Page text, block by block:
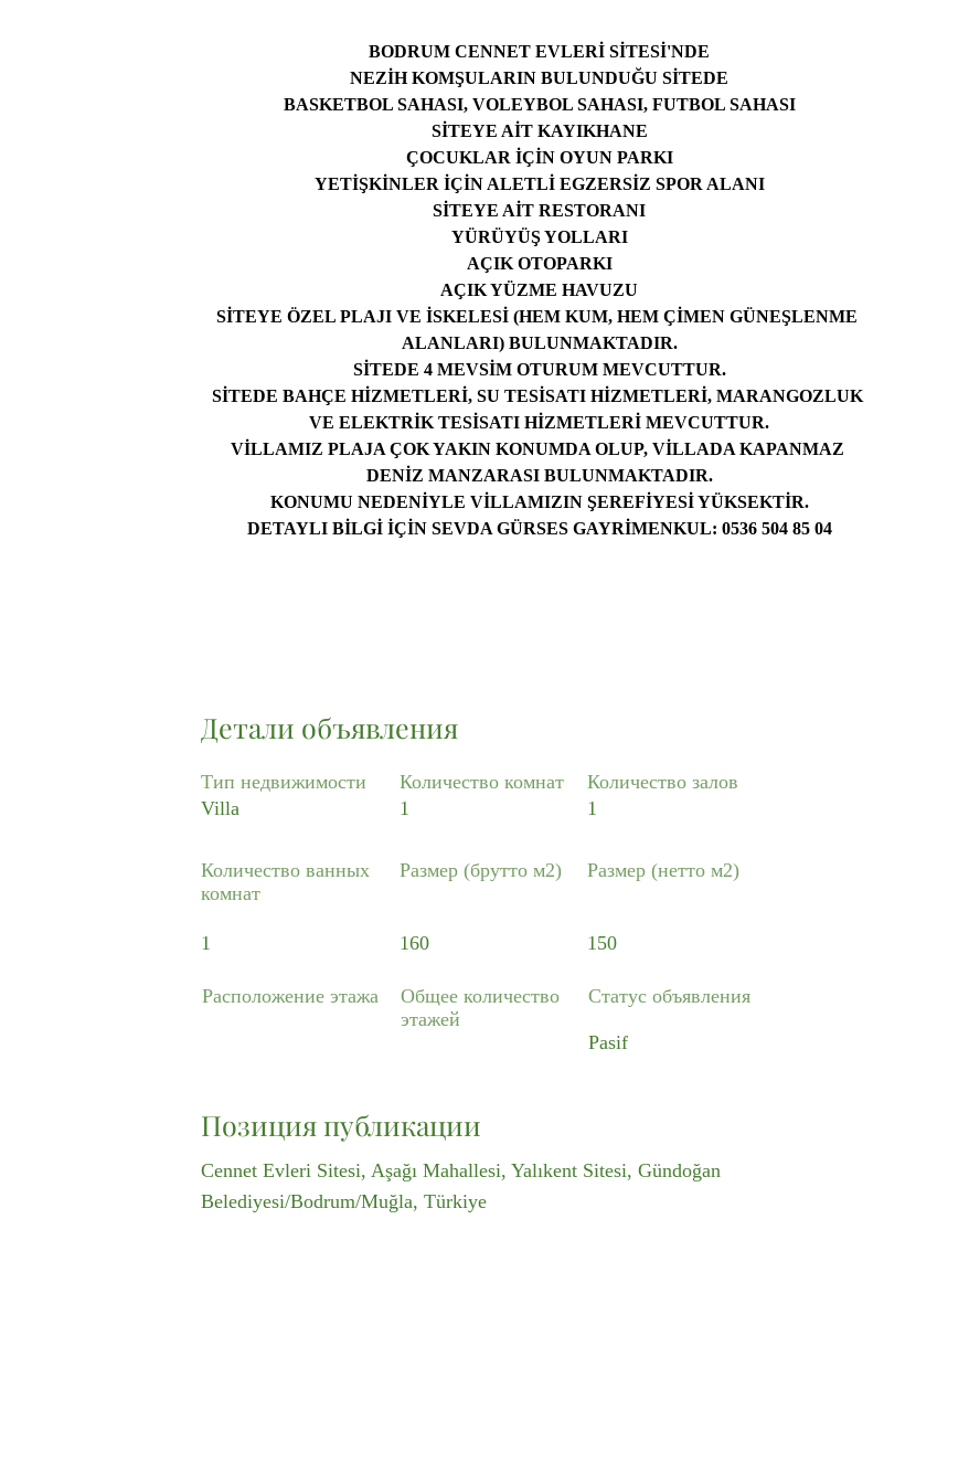
BODRUM CENNET EVLERİ SİTESİ'NDE
NEZİH KOMŞULARIN BULUNDUĞU SİTEDE
BASKETBOL SAHASI, VOLEYBOL SAHASI, FUTBOL SAHASI
SİTEYE AİT KAYIKHANE
ÇOCUKLAR İÇİN OYUN PARKI
YETİŞKİNLER İÇİN ALETLİ EGZERSİZ SPOR ALANI
SİTEYE AİT RESTORANI
YÜRÜYÜŞ YOLLARI
AÇIK OTOPARKI
AÇIK YÜZME HAVUZU
SİTEYE ÖZEL PLAJI VE İSKELESİ (HEM KUM, HEM ÇİMEN GÜNEŞLENME
ALANLARI) BULUNMAKTADIR.
SİTEDE 4 MEVSİM OTURUM MEVCUTTUR.
SİTEDE BAHÇE HİZMETLERİ, SU TESİSATI HİZMETLERİ, MARANGOZLUK
VE ELEKTRİK TESİSATI HİZMETLERİ MEVCUTTUR.
VİLLAMIZ PLAJA ÇOK YAKIN KONUMDA OLUP, VİLLADA KAPANMAZ
DENİZ MANZARASI BULUNMAKTADIR.
KONUMU NEDENİYLE VİLLAMIZIN ŞEREFİYESİ YÜKSEKTİR.
DETAYLI BİLGİ İÇİN SEVDA GÜRSES GAYRİMENKUL: 0536 504 85 04
Детали объявления
Тип недвижимости
Villa
Количество комнат
1
Количество залов
1
Количество ванных
комнат
Размер (брутто м2) Размер (нетто м2)
1 160 150
Расположение этажа
Общее количество
этажей
Статус объявления
Pasif
Позиция публикации
Cennet Evleri Sitesi, Aşağı Mahallesi, Yalıkent Sitesi, Gündoğan
Belediyesi/Bodrum/Muğla, Türkiye